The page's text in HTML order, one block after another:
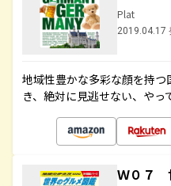
Plat
2019.04.17
地域性豊かな多彩な顔を持
き、絶対に見逃せない、やっ
Ｗ０７